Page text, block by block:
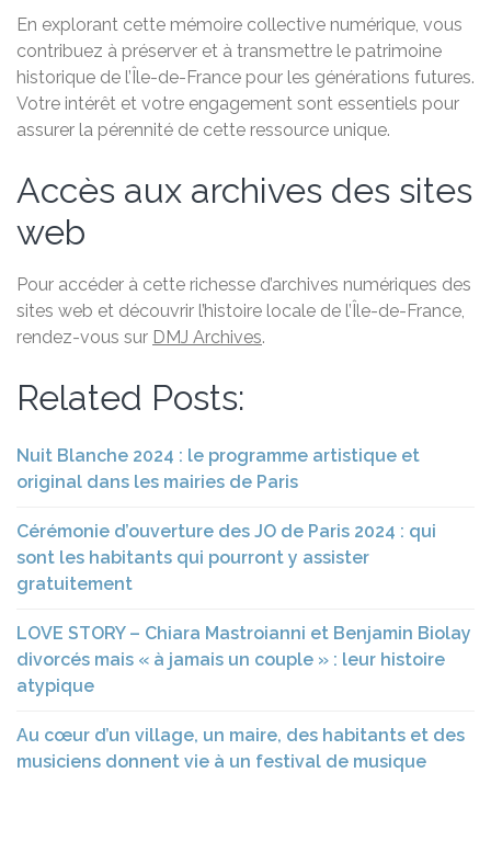
En explorant cette mémoire collective numérique, vous
contribuez à préserver et à transmettre le patrimoine
historique de l’Île-de-France pour les générations futures.
Votre intérêt et votre engagement sont essentiels pour
assurer la pérennité de cette ressource unique.
Accès aux archives des sites
web
Pour accéder à cette richesse d’archives numériques des
sites web et découvrir l’histoire locale de l’Île-de-France,
rendez-vous sur DMJ Archives.
Related Posts:
Nuit Blanche 2024 : le programme artistique et
original dans les mairies de Paris
Cérémonie d’ouverture des JO de Paris 2024 : qui
sont les habitants qui pourront y assister
gratuitement
LOVE STORY – Chiara Mastroianni et Benjamin Biolay
divorcés mais « à jamais un couple » : leur histoire
atypique
Au cœur d’un village, un maire, des habitants et des
musiciens donnent vie à un festival de musique